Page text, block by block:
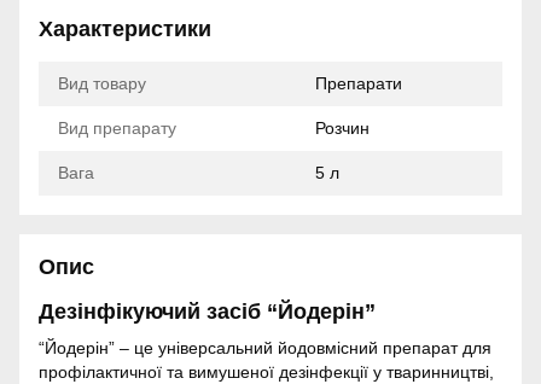
Характеристики
Вид товару Препарати
Вид препарату Розчин
Вага 5 л
Опис
Дезінфікуючий засіб “Йодерін”
“Йодерін” – це універсальний йодовмісний препарат для
профілактичної та вимушеної дезінфекції у тваринництві,